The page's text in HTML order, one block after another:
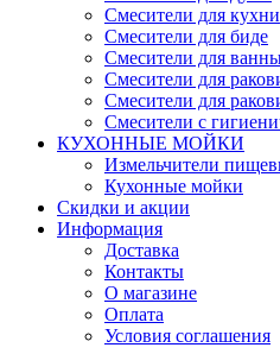
Смесители для кухни
Смесители для биде
Смесители для
Смесители для
Смесители для
Смесители с
КУХОННЫЕ МОЙКИ
Измельчители
Кухонные мойки
Скидки и акции
Информация
Доставка
Контакты
О магазине
Оплата
Условия соглашения